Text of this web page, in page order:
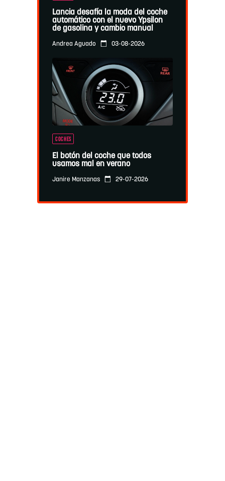
Lancia desafía la moda del coche
automático con el nuevo Ypsilon
de gasolina y cambio manual
Andrea Aguado 03-08-2026
COCHES
El botón del coche que todos
usamos mal en verano
Janire Manzanas 29-07-2026